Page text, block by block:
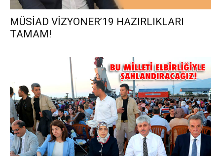
MÜSİAD VİZYONER’19 HAZIRLIKLARI
TAMAM!